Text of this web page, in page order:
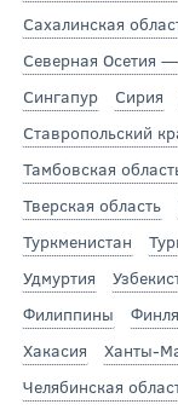
Сахалинская
Северная Осетия
Сингапур
Сирия
Ставропольский
Тамбовская
Тверская область
Туркменистан
Удмуртия
Филиппины
Хакасия
Ханты-
Челябинская